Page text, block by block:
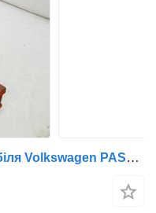
Двигун 261033730 до автомобіля Volkswagen PASSAT (315, 3A5)